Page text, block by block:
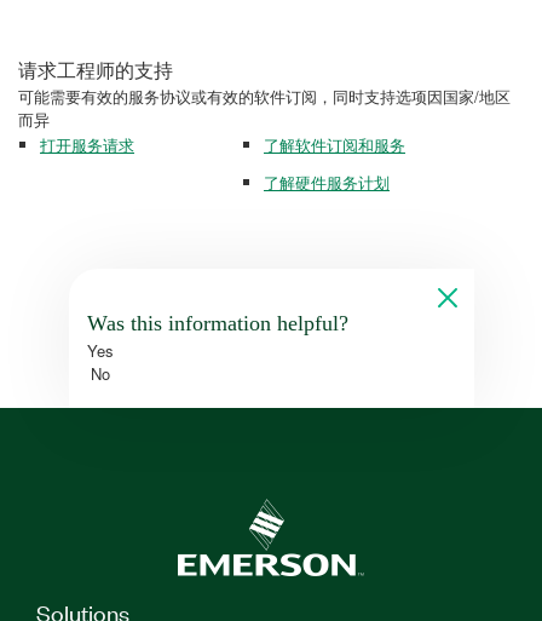
请求工程师的支持
可能需要有效的服务协议或有效的软件订阅，同时支持选项因国家/地区
而异
打开服务请求
了解软件订阅和服务
了解硬件服务计划
Was this information helpful?
Yes
No
Solutions